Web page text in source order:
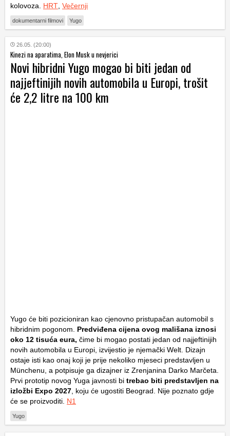
kolovoza. HRT Večernji
dokumentarni filmovi Yugo
26.05. (20:00)
Kinezi na aparatima, Elon Musk u nevjerici
Novi hibridni Yugo mogao bi biti jedan od
najjeftinijih novih automobila u Europi, trošit
će 2,2 litre na 100 km
Yugo će biti pozicioniran kao cjenovno pristupačan automobil s
hibridnim pogonom. Predviđena cijena ovog mališana iznosi
oko 12 tisuća eura, čime bi mogao postati jedan od najjeftinijih
novih automobila u Europi, izvijestio je njemački Welt. Dizajn
ostaje isti kao onaj koji je prije nekoliko mjeseci predstavljen u
Münchenu, a potpisuje ga dizajner iz Zrenjanina Darko Marčeta.
Prvi prototip novog Yuga javnosti bi trebao biti predstavljen na
izložbi Expo 2027 , koju će ugostiti Beograd. Nije poznato gdje
će se proizvoditi. N1
Yugo